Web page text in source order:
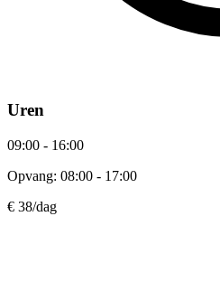
Uren
09:00 - 16:00
Opvang: 08:00 - 17:00
€ 38/dag